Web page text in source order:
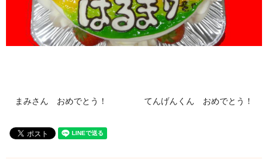
まみさん おめでとう！ てんげんくん おめでとう！